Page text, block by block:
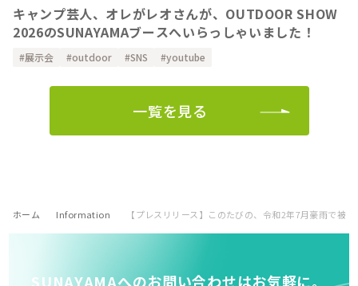
キャンプ芸人、オレがレオさんが、OUTDOOR SHOW
2026のSUNAYAMAブースへいらっしゃいました！
展示会 outdoor SNS youtube
一覧を見る
ホーム Information 【プレスリリース】このたびの、令和2年7月豪雨で被
SUNAYAMAへのお問い合わせはお気軽に。